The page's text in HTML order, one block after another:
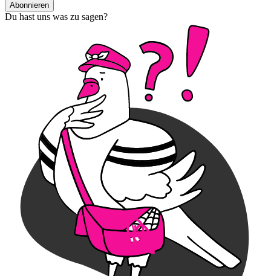
Abonnieren
Du hast uns was zu sagen?